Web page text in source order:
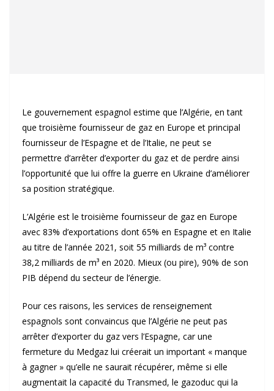
Le gouvernement espagnol estime que l’Algérie, en tant
que troisième fournisseur de gaz en Europe et principal
fournisseur de l’Espagne et de l’Italie, ne peut se
permettre d’arrêter d’exporter du gaz et de perdre ainsi
l’opportunité que lui offre la guerre en Ukraine d’améliorer
sa position stratégique.
L’Algérie est le troisième fournisseur de gaz en Europe
avec 83% d’exportations dont 65% en Espagne et en Italie
au titre de l’année 2021, soit 55 milliards de m³ contre
38,2 milliards de m³ en 2020. Mieux (ou pire), 90% de son
PIB dépend du secteur de l’énergie.
Pour ces raisons, les services de renseignement
espagnols sont convaincus que l’Algérie ne peut pas
arrêter d’exporter du gaz vers l’Espagne, car une
fermeture du Medgaz lui créerait un important « manque
à gagner » qu’elle ne saurait récupérer, même si elle
augmentait la capacité du Transmed, le gazoduc qui la